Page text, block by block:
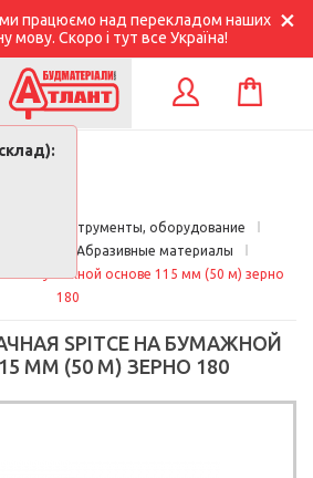
ми працюємо над перекладом наших
мову. Скоро і тут все Україна!
КОРЗИНА
инструменты, оборудование
Абразивные материалы
на бумажной основе 115 мм (50 м) зерно
180
SPITCE НА БУМАЖНОЙ
ММ (50 М) ЗЕРНО 180